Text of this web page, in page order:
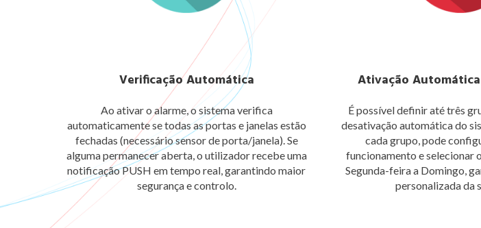
Verificação Automática
Ao ativar o alarme, o sistema verifica
automaticamente se todas as portas e janelas estão
fechadas (necessário sensor de porta/janela). Se
alguma permanecer aberta, o utilizador recebe uma
notificação PUSH em tempo real, garantindo maior
segurança e controlo.
Ativação
É possível definir até três
desativação automática do
cada grupo, pode
funcionamento e selecionar
Segunda-feira a Domingo,
personalizada da